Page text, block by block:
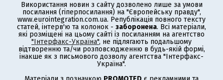
Використання новин з сайту дозволено лише за умови
посилання (гіперпосилання) на "Європейську правду",
www.eurointegration.com.ua. Републікація повного тексту
статей, інтерв'ю та колонок - заборонена. Всі матеріали,
які розміщені на цьому сайті із посиланням на агентство
"Інтерфакс-Україна", не підлягають подальшому
відтворенню та/чи розповсюдженню в будь-якій формі,
інакше як з письмового дозволу агентства "Інтерфакс-
Україна".